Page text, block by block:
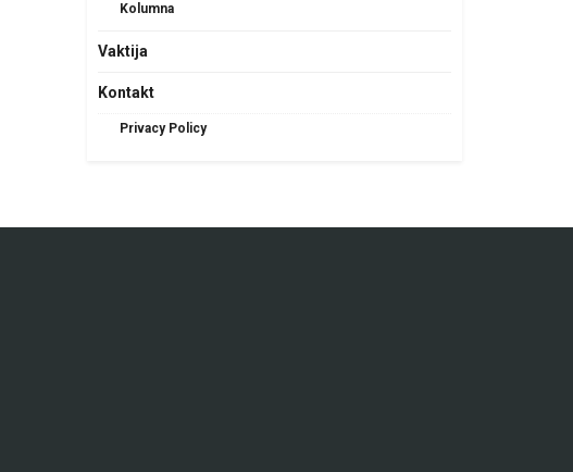
Kolumna
Vaktija
Kontakt
Privacy Policy